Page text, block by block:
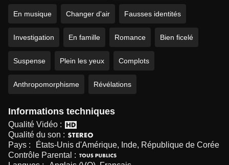
En musique Changer d'air Fausses identités
Investigation En famille Romance Bien ficelé
Suspense Plein les yeux Complots
Anthropomorphisme Révélations
Informations techniques
Qualité Vidéo :
Qualité du son :
Pays :
États-Unis d'Amérique, Inde, République de Corée
Contrôle Parental :